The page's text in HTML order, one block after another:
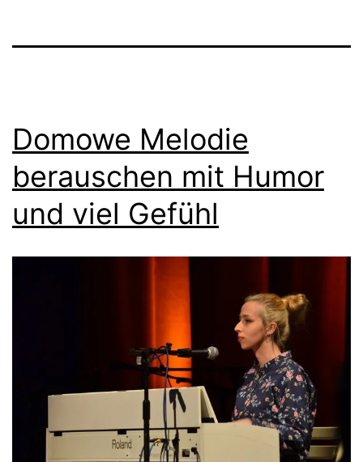
Domowe Melodie
berauschen mit Humor
und viel Gefühl